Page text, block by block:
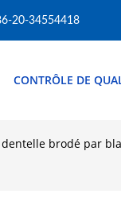
20-34554418
CONTRÔLE DE
dentelle brodé par